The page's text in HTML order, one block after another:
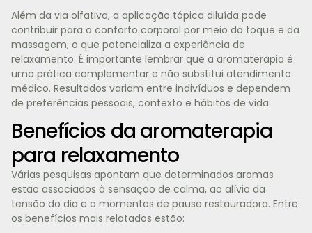
Além da via olfativa, a aplicação tópica diluída pode
contribuir para o conforto corporal por meio do toque e da
massagem, o que potencializa a experiência de
relaxamento. É importante lembrar que a aromaterapia é
uma prática complementar e não substitui atendimento
médico. Resultados variam entre indivíduos e dependem
de preferências pessoais, contexto e hábitos de vida.
Benefícios da aromaterapia
para relaxamento
Várias pesquisas apontam que determinados aromas
estão associados à sensação de calma, ao alívio da
tensão do dia e a momentos de pausa restauradora. Entre
os benefícios mais relatados estão: